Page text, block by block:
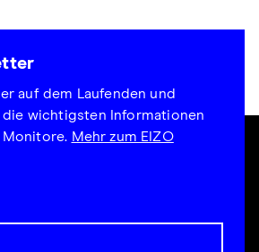
auf dem Laufenden und
die wichtigsten Informationen
Monitore. Mehr zum EIZO